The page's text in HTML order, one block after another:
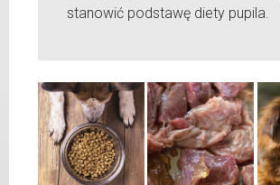
stanowić podstawę diety pupila.